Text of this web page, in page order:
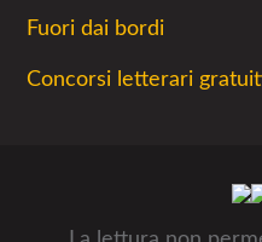
Fuori dai bordi
Concorsi letterari